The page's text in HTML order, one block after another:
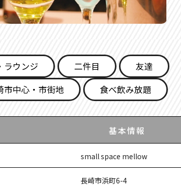
ラウンジ 二件目
友達
市中心・市街地 食べ飲み放題
基本情報
small space mellow
長崎市浜町6-4